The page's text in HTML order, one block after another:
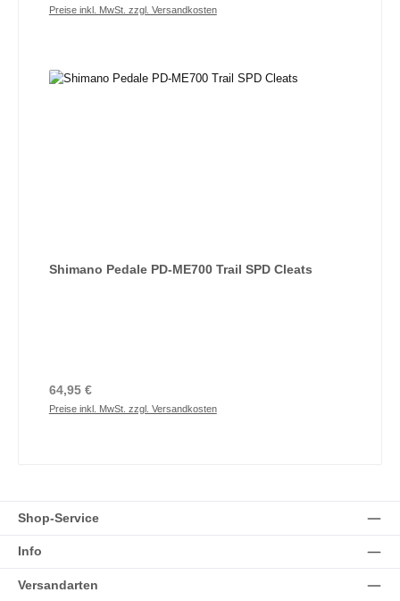
Preise inkl. MwSt. zzgl. Versandkosten
Shimano Pedale PD-ME700 Trail SPD Cleats
Regulärer Preis:
64,95 €
Preise inkl. MwSt. zzgl. Versandkosten
Shop-Service
Info
Versandarten